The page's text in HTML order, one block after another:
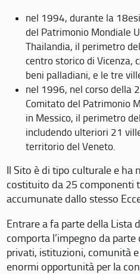
nel 1994, durante la
del Patrimonio Mondiale
Thailandia, il perimetro
centro storico di Vicenza,
beni palladiani, e le tre
nel 1996, nel corso della
Comitato del Patrimonio
in Messico, il perimetro
includendo ulteriori 21
territorio del Veneto.
Il Sito è di tipo culturale e ha
costituito da 25 componenti
accumunate dallo stesso
Entrare a fa parte della Lista
comporta l’impegno da
privati, istituzioni, comunità
enormi opportunità per la